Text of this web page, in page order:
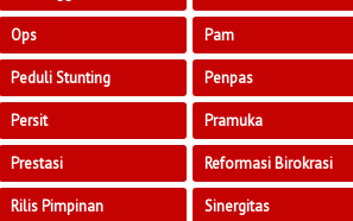
Ops Pam
Peduli Stunting Penpas
Persit Pramuka
Prestasi Reformasi Birokrasi
Rilis Pimpinan Sinergitas